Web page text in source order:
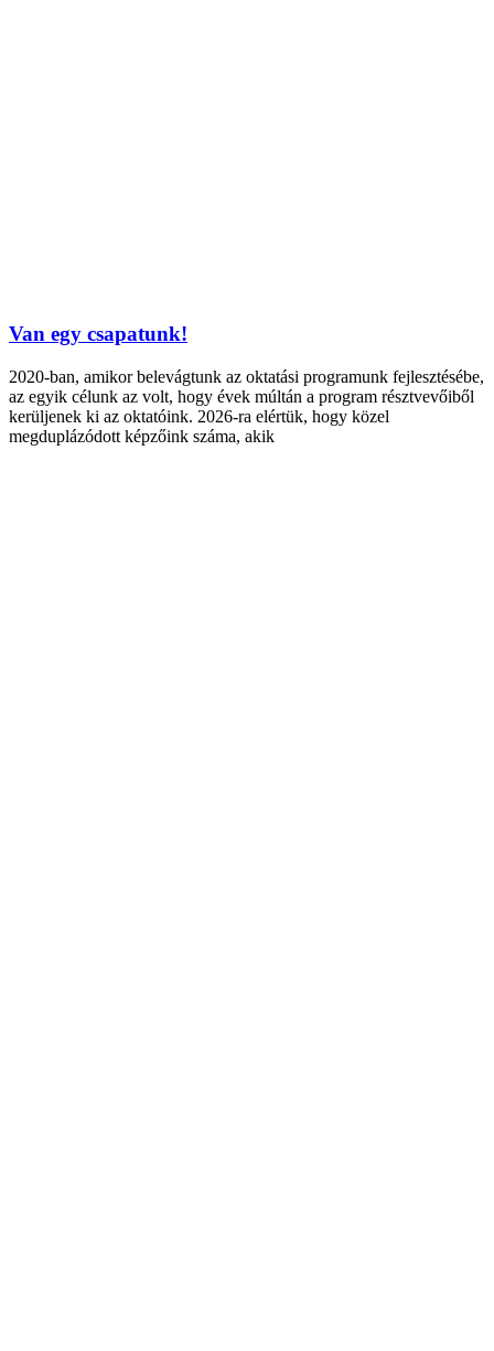
Van egy csapatunk!
2020-ban, amikor belevágtunk az oktatási programunk fejlesztésébe,
az egyik célunk az volt, hogy évek múltán a program résztvevőiből
kerüljenek ki az oktatóink. 2026-ra elértük, hogy közel
megduplázódott képzőink száma, akik